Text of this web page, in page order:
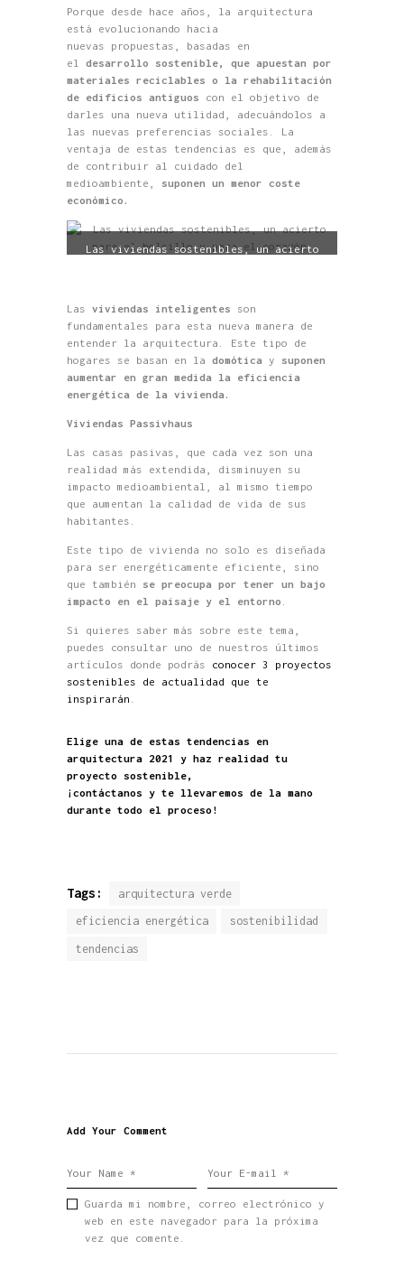
Porque desde hace años, la arquitectura
está evolucionando hacia
nuevas propuestas,
basadas en
el desarrollo sostenible, que apuestan por
materiales reciclables o la rehabilitación
de edificios antiguos con el objetivo de
darles una nueva utilidad, adecuándolos a
las nuevas preferencias sociales. La
ventaja de estas tendencias es que, además
de contribuir al cuidado del
medioambiente, suponen un menor coste
económico.
Las viviendas sostenibles, un acierto
Las viviendas inteligentes son
fundamentales para esta nueva manera de
entender la arquitectura. Este tipo de
hogares se basan en la domótica y suponen
aumentar en gran medida la eficiencia
energética de la vivienda.
Viviendas Passivhaus
Las casas pasivas, que cada vez son una
realidad más extendida, disminuyen su
impacto medioambiental, al mismo tiempo
que aumentan la calidad de vida de sus
habitantes.
Este tipo de vivienda no solo es diseñada
para ser energéticamente eficiente, sino
que también se preocupa por tener un bajo
impacto en el paisaje y el entorno
Si quieres saber más sobre este tema,
puedes consultar
uno de nuestros últimos
artículos donde podrás conocer 3 proyectos
sostenibles de actualidad que te
inspirarán
Elige una de estas tendencias en
arquitectura 2021 y haz realidad tu
proyecto sostenible,
¡contáctanos y te llevaremos de la mano
durante todo el proceso!
Tags: arquitectura verde
eficiencia energética sostenibilidad
tendencias
Add Your Comment
Guarda mi nombre, correo electrónico y
web en este navegador para la próxima
vez que comente.